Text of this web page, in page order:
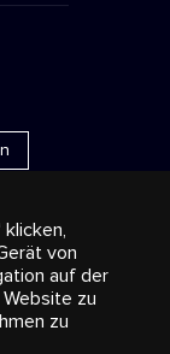
Konsumgüter
Cookies
von
auf der
zu
zu